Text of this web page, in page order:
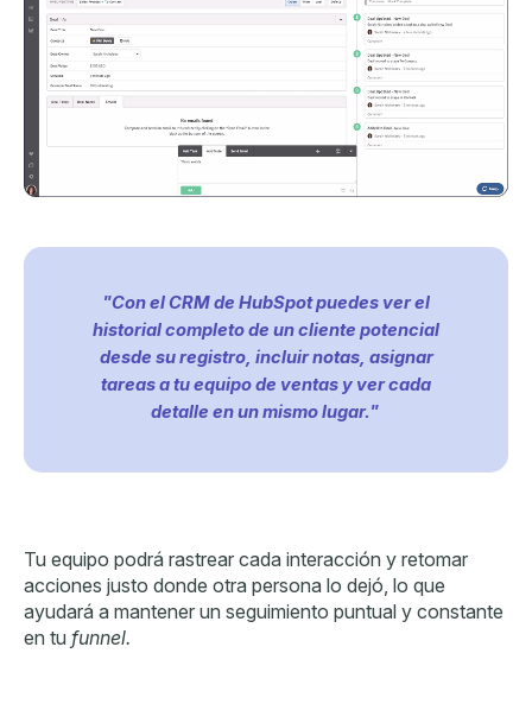
"Con el CRM de HubSpot puedes ver el
historial completo de un cliente potencial
desde su registro, incluir notas, asignar
tareas a tu equipo de ventas y ver cada
detalle en un mismo lugar."
Tu equipo podrá rastrear cada interacción y retomar
acciones justo donde otra persona lo dejó, lo que
ayudará a mantener un seguimiento puntual y constante
en tu funnel.